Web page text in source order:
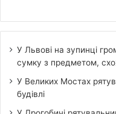
У Львові на зупинці
сумку з предметом,
У Великих Мостах
будівлі